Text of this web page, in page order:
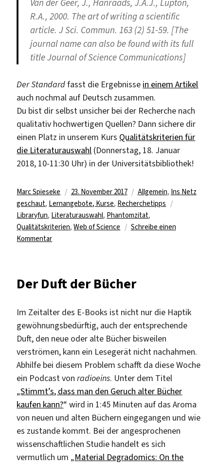
Van der Geer, J., Hanraads, J.A.J., Lupton,
R.A., 2000. The art of writing a scientific
article. J Sci. Commun. 163 (2) 51-59. [The
journal name can also be found with its full
title Journal of Science Communications]
Der Standardfasst die Ergebnisse in einem Artikel
auch nochmal auf Deutsch zusammen.
Du bist dir selbst unsicher bei der Recherche nach
qualitativ hochwertigen Quellen? Dann sichere dir
einen Platz in unserem Kurs Qualitätskriterien für
die Literaturauswahl (Donnerstag, 18. Januar
2018, 10-11:30 Uhr) in der Universitätsbibliothek!
Autor
Marc Spieseke
Veröffentlicht
am
23. November 2017 Kategorien
Allgemein, Ins Netz
geschaut, Lernangebote, Kurse, Recherchetipps
Libraryfun, Literaturauswahl, Phantomzitat,
Qualitätskriterien,Web of Science
Schreibe einen
Kommentarzu
400
zitiert
Der Duft der Bücher
Im Zeitalter des E-Books ist nicht nur die Haptik
gewöhnungsbedürftig, auch der entsprechende
Duft, den neue oder alte Bücher bisweilen
verströmen, kann ein Lesegerät nicht nachahmen.
Abhilfe bei diesem Problem schafft da diese Woche
ein Podcast vonradioeins. Unter dem Titel
„Stimmt’s, dass man den Geruch alter Bücher
kaufen kann?“ wird in 1:45 Minuten auf das Aroma
von neuen und alten Büchern eingegangen und wie
es zustande kommt. Bei der angesprochenen
wissenschaftlichen Studie handelt es sich
vermutlich um „Material Degradomics: On the